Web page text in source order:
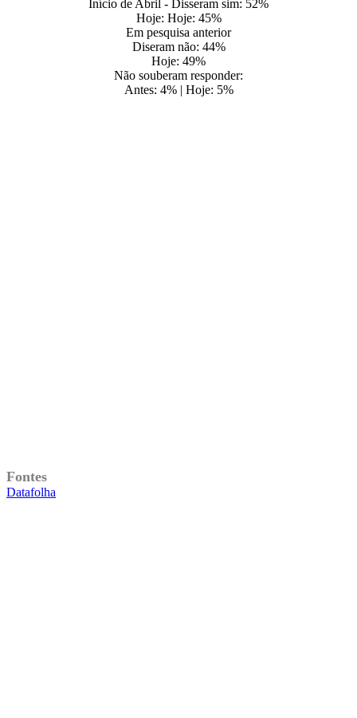
Início de Abril - Disseram sim: 52%
Hoje: Hoje: 45%
Em pesquisa anterior
Diseram não: 44%
Hoje: 49%
Não souberam responder:
Antes: 4% | Hoje: 5%
Fontes
Datafolha